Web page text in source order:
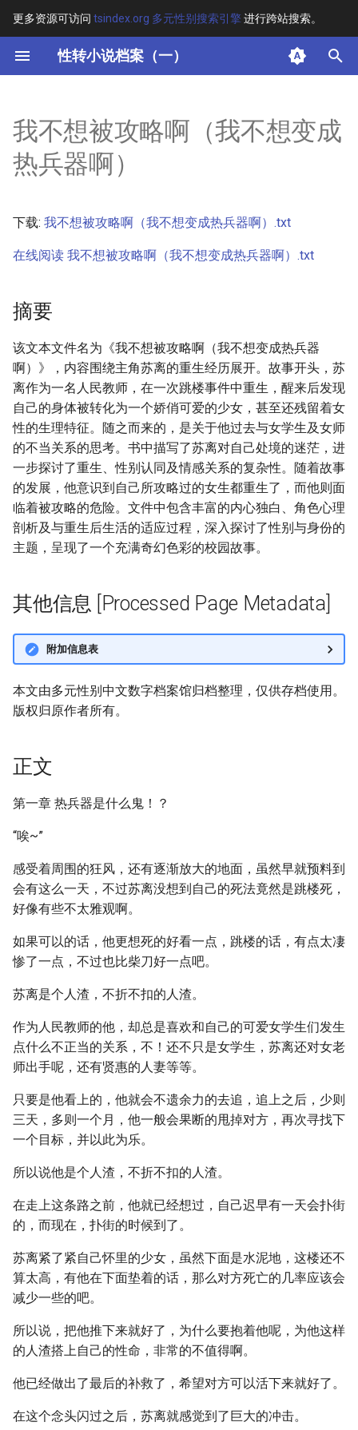
更多资源可访问 tsindex.org 多元性别搜索引擎进行跨站搜索。
性转小说档案（一）
键
开
始
索
其他信息 [Processed Page
Metadata]
我不想被攻略啊（我不想变成
热兵器啊）
下载: 我不想被攻略啊（我不想变成热兵器啊）.txt
在线阅读 我不想被攻略啊（我不想变成热兵器啊）.txt
摘要
该文本文件名为《我不想被攻略啊（我不想变成热兵器
啊）》，内容围绕主角苏离的重生经历展开。故事开头，苏
离作为一名人民教师，在一次跳楼事件中重生，醒来后发现
自己的身体被转化为一个娇俏可爱的少女，甚至还残留着女
性的生理特征。随之而来的，是关于他过去与女学生及女师
的不当关系的思考。书中描写了苏离对自己处境的迷茫，进
一步探讨了重生、性别认同及情感关系的复杂性。随着故事
的发展，他意识到自己所攻略过的女生都重生了，而他则面
临着被攻略的危险。文件中包含丰富的内心独白、角色心理
剖析及与重生后生活的适应过程，深入探讨了性别与身份的
主题，呈现了一个充满奇幻色彩的校园故事。
其他信息 [Processed Page Metadata]
附加信息表
本文由多元性别中文数字档案馆归档整理，仅供存档使用。
版权归原作者所有。
正文
第一章 热兵器是什么鬼！？
“唉~”
感受着周围的狂风，还有逐渐放大的地面，虽然早就预料到
会有这么一天，不过苏离没想到自己的死法竟然是跳楼死，
好像有些不太雅观啊。
如果可以的话，他更想死的好看一点，跳楼的话，有点太凄
惨了一点，不过也比柴刀好一点吧。
苏离是个人渣，不折不扣的人渣。
作为人民教师的他，却总是喜欢和自己的可爱女学生们发生
点什么不正当的关系，不！还不只是女学生，苏离还对女老
师出手呢，还有贤惠的人妻等等。
只要是他看上的，他就会不遗余力的去追，追上之后，少则
三天，多则一个月，他一般会果断的甩掉对方，再次寻找下
一个目标，并以此为乐。
所以说他是个人渣，不折不扣的人渣。
在走上这条路之前，他就已经想过，自己迟早有一天会扑街
的，而现在，扑街的时候到了。
苏离紧了紧自己怀里的少女，虽然下面是水泥地，这楼还不
算太高，有他在下面垫着的话，那么对方死亡的几率应该会
减少一些的吧。
所以说，把他推下来就好了，为什么要抱着他呢，为他这样
的人渣搭上自己的性命，非常的不值得啊。
他已经做出了最后的补救了，希望对方可以活下来就好了。
在这个念头闪过之后，苏离就感觉到了巨大的冲击。